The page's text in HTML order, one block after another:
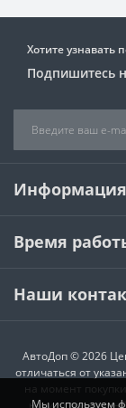
Хотите узнавать
Подпишитесь
Информация
Время
Наши
АвтоДоп © 2026
отличаться от
на момент
носит
Мы используем